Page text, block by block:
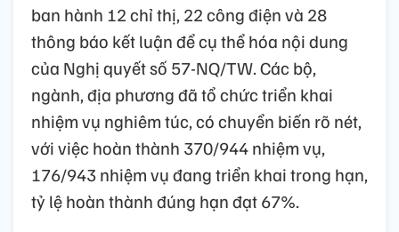
ban hành 12 chỉ thị, 22 công điện và 28
thông báo kết luận để cụ thể hóa nội dung
của Nghị quyết số 57-NQ/TW. Các bộ,
ngành, địa phương đã tổ chức triển khai
nhiệm vụ nghiêm túc, có chuyển biến rõ nét,
với việc hoàn thành 370/944 nhiệm vụ,
176/943 nhiệm vụ đang triển khai trong hạn,
tỷ lệ hoàn thành đúng hạn đạt 67%.